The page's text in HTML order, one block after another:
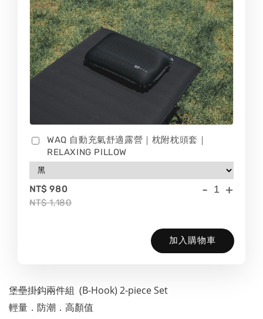
WAQ 自動充氣舒適露營｜枕附枕頭套｜
RELAXING PILLOW
NT$ 980
NT$ 1,180
- +
加入購物車
堡壘掛鈎兩件組  (B-Hook) 2-piece Set
輕量．防潮．高顏值